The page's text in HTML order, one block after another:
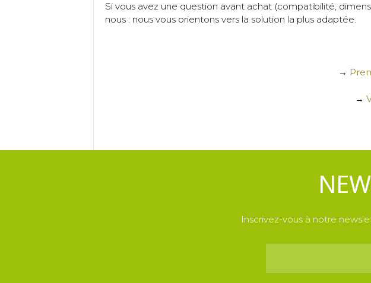
Si vous avez une question avant achat (compatibilité,
nous : nous vous orientons vers la solution la plus adaptée.
→
→
Inscrivez-vous à notre